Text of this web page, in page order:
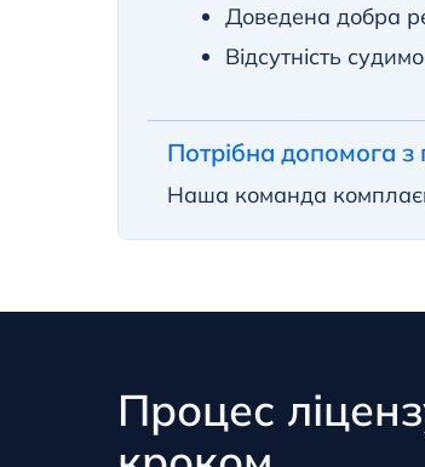
Доведена добра
Відсутність
Потрібна допомога з
Наша команда
Процес